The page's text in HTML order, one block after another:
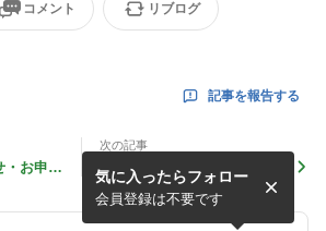
コメント リブログ
記事を報告する
・お申込
次の記事
基礎を徹底する理由
気に入ったらフォロー
会員登録は不要です